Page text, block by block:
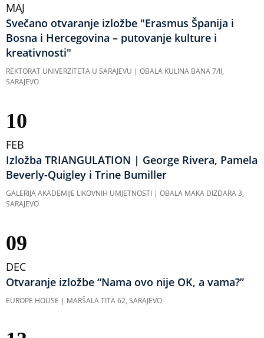
MAJ
Svečano otvaranje izložbe "Erasmus Španija i
Bosna i Hercegovina – putovanje kulture i
kreativnosti"
REKTORAT UNIVERZITETA U SARAJEVU | OBALA KULINA BANA 7/II,
SARAJEVO
10
FEB
Izložba TRIANGULATION | George Rivera, Pamela
Beverly-Quigley i Trine Bumiller
GALERIJA AKADEMIJE LIKOVNIH UMJETNOSTI | OBALA MAKA DIZDARA 3,
SARAJEVO
09
DEC
Otvaranje izložbe “Nama ovo nije OK, a vama?”
EUROPE HOUSE | MARŠALA TITA 62, SARAJEVO